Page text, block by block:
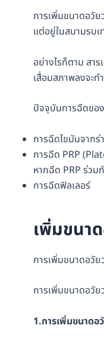
การเพิ่มขนาดอวั
แต่อยู่ในสนามรบเ
อย่างไรก็ตาม สา
เสื่อมสภาพลงจะ
ปัจจุบันการฉีดของ
การฉีดไขมันจาก
การฉีด PRP
หากฉีด PRP ร่วม
การฉีดฟิลเลอร์
เพิ่มขนา
การเพิ่มขนาดอวั
การเพิ่มขนาดอวั
1.การเพิ่มขนาด